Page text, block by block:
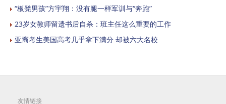
“板凳男孩”方宇翔：没有腿一样军训与“奔跑”
23岁女教师留遗书后自杀：班主任这么重要的工作
亚裔考生美国高考几乎拿下满分 却被六大名校
友情链接